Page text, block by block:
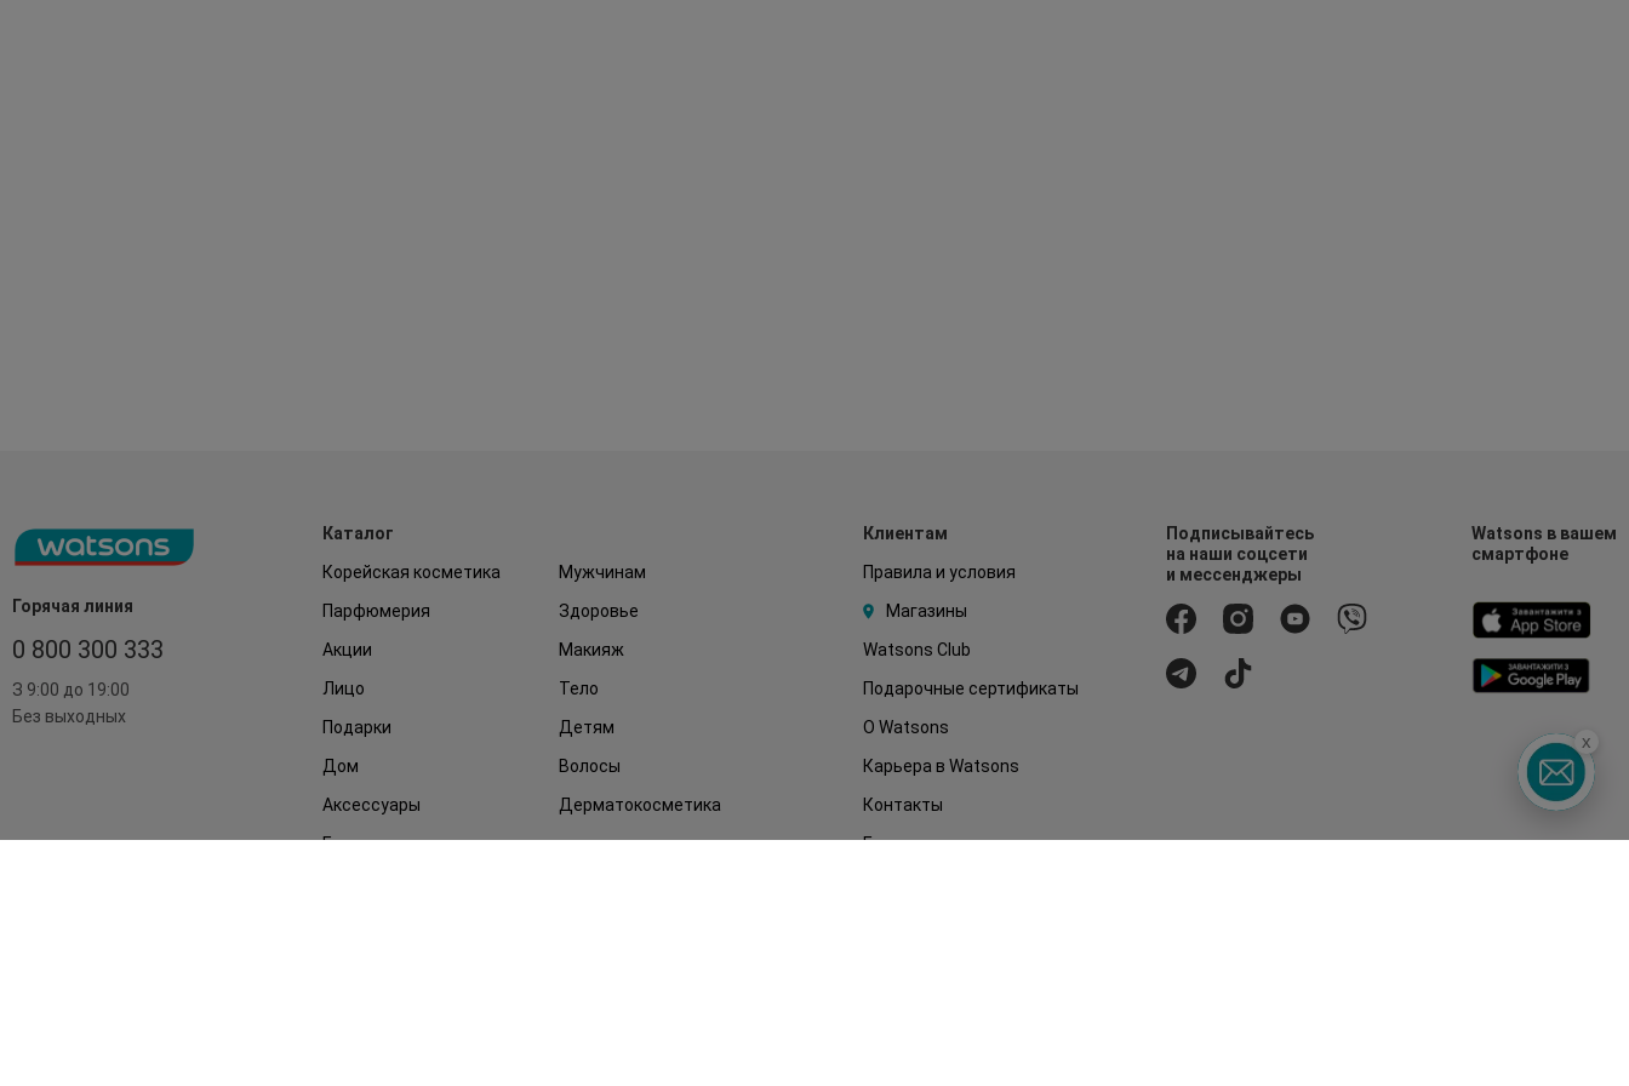
Горячая линия
0 800 300 333
З 9:00 до 19:00
Без выходных
Каталог
Корейская косметика
Мужчинам
Парфюмерия
Здоровье
Акции
Макияж
Лицо
Тело
Подарки
Детям
Дом
Волосы
Аксессуары
Дерматокосметика
Бренды
Клиентам
Правила и условия
Магазины
Watsons Club
Подарочные сертификаты
О Watsons
Карьера в Watsons
Контакты
Блог
Подписывайтесь
на наши соцсети
и мессенджеры
Watsons в вашем
смартфоне
x